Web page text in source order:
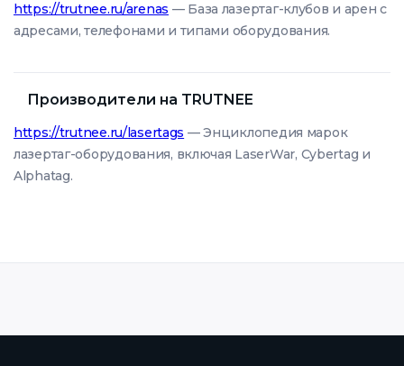
https://trutnee.ru/arenas — База лазертаг-клубов и арен с
адресами, телефонами и типами оборудования.
Производители на TRUTNEE
https://trutnee.ru/lasertags — Энциклопедия марок
лазертаг-оборудования, включая LaserWar, Cybertag и
Alphatag.